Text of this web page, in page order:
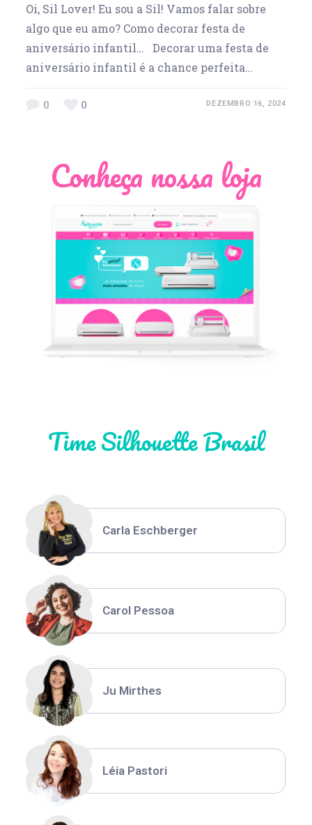
Oi, Sil Lover! Eu sou a Sil! Vamos falar sobre
algo que eu amo? Como decorar festa de
aniversário infantil… Decorar uma festa de
aniversário infantil é a chance perfeita…
0 0 DEZEMBRO 16, 2024
Conheça nossa loja
Time Silhouette Brasil
Léia Pastori
Thiara Ney
Carla Eschberger
Carol Pessoa
Ju Mirthes
Léia Pastori